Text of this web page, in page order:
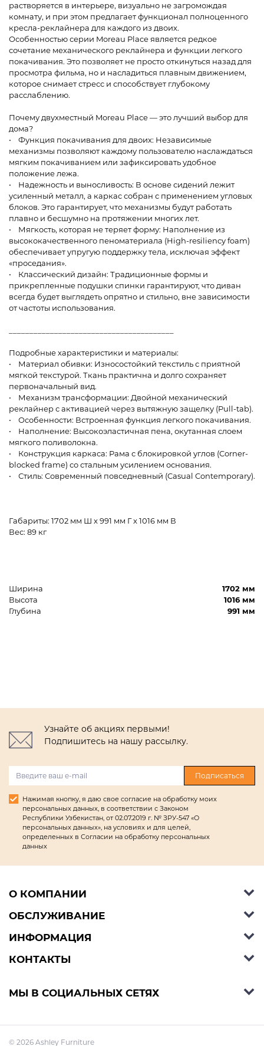
растворяется в интерьере, визуально не загромождая
комнату, и при этом предлагает функционал полноценного
кресла-реклайнера для каждого из двоих.
Особенностью серии Moreau Place является редкое
сочетание механического реклайнера и функции легкого
покачивания. Это позволяет не просто откинуться назад для
просмотра фильма, но и насладиться плавным движением,
которое снимает стресс и способствует глубокому
расслаблению.
Почему двухместный Moreau Place — это лучший выбор для
дома?
• Функция покачивания для двоих: Независимые
механизмы позволяют каждому пользователю наслаждаться
мягким покачиванием или зафиксировать удобное
положение лежа.
• Надежность и выносливость: В основе сидений лежит
усиленный металл, а каркас собран с применением угловых
блоков. Это гарантирует, что механизмы будут работать
плавно и бесшумно на протяжении многих лет.
• Мягкость, которая не теряет форму: Наполнение из
высококачественного пеноматериала (High-resiliency foam)
обеспечивает упругую поддержку тела, исключая эффект
«проседания».
• Классический дизайн: Традиционные формы и
прикрепленные подушки спинки гарантируют, что диван
всегда будет выглядеть опрятно и стильно, вне зависимости
от частоты использования.
Подробные характеристики и материалы:
• Материал обивки: Износостойкий текстиль с приятной
мягкой текстурой. Ткань практична и долго сохраняет
первоначальный вид.
• Механизм трансформации: Двойной механический
реклайнер с активацией через вытяжную защелку (Pull-tab).
• Особенности: Встроенная функция легкого покачивания.
• Наполнение: Высокоэластичная пена, окутанная слоем
мягкого поливолокна.
• Конструкция каркаса: Рама с блокировкой углов (Corner-
blocked frame) со стальным усилением основания.
• Стиль: Современный повседневный (Casual Contemporary).
Габариты: 1702 мм Ш x 991 мм Г x 1016 мм В
Вес: 89 кг
Ширина
1702 мм
Высота
1016 мм
Глубина
991 мм
Узнайте об акциях первыми!
Подпишитесь на нашу рассылку.
Подписаться
Нажимая кнопку, я даю свое согласие на обработку моих
персональных данных, в соответствии с Законом
Республики Узбекистан, от 02.07.2019 г. № ЗРУ-547 «О
персональных данных», на условиях и для целей,
определенных в Согласии на обработку персональных
данных
О КОМПАНИИ
Об Ashley Furniture HomeStore
Контакты
ОБСЛУЖИВАНИЕ
Справочный центр
Способы оплаты
Оплата в рассрочку
ИНФОРМАЦИЯ
Блог
Политика конфиденциальности
КОНТАКТЫ
Телефон: +998 77 494 09 99
МЫ В СОЦИАЛЬНЫХ СЕТЯХ
© 2026 Ashley Furniture